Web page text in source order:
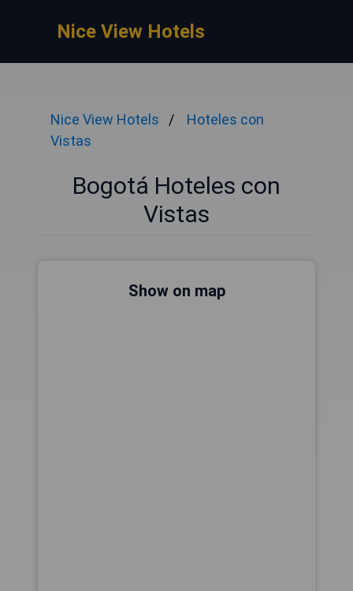
Nice View Hotels
Nice View Hotels
Hoteles con
Vistas
Bogotá Hoteles con
Vistas
Show on map